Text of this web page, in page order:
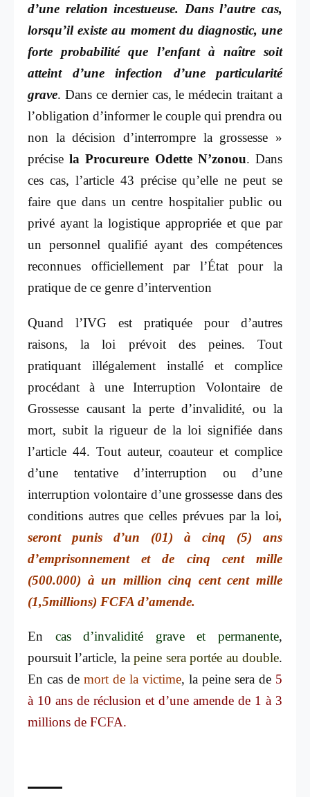
d’une relation incestueuse. Dans l’autre cas,
lorsqu’il existe au moment du diagnostic, une
forte probabilité que l’enfant à naître soit
atteint d’une infection d’une particularité
grave. Dans ce dernier cas, le médecin traitant a
l’obligation d’informer le couple qui prendra ou
non la décision d’interrompre la grossesse »
précisela Procureure Odette N’zonou. Dans
ces cas, l’article 43 précise qu’elle ne peut se
faire que dans un centre hospitalier public ou
privé ayant la logistique appropriée et que par
un personnel qualifié ayant des compétences
reconnues officiellement par l’État pour la
pratique de ce genre d’intervention
Quand l’IVG est pratiquée pour d’autres
raisons, la loi prévoit des peines. Tout
pratiquant illégalement installé et complice
procédant à une Interruption Volontaire de
Grossesse causant la perte d’invalidité, ou la
mort, subit la rigueur de la loi signifiée dans
l’article 44. Tout auteur, coauteur et complice
d’une tentative d’interruption ou d’une
interruption volontaire d’une grossesse dans des
conditions autres que celles prévues par la loi,
seront punis d’un (01) à cinq (5) ans
d’emprisonnement et de cinq cent mille
(500.000) à un million cinq cent cent mille
(1,5millions) FCFA d’amende.
En cas d’invalidité grave et permanente,
poursuit l’article, lapeine sera portée au double.
En cas de mort de la victime, la peine sera de 5
à 10 ans de réclusion et d’une amende de 1 à 3
millions de FCFA.